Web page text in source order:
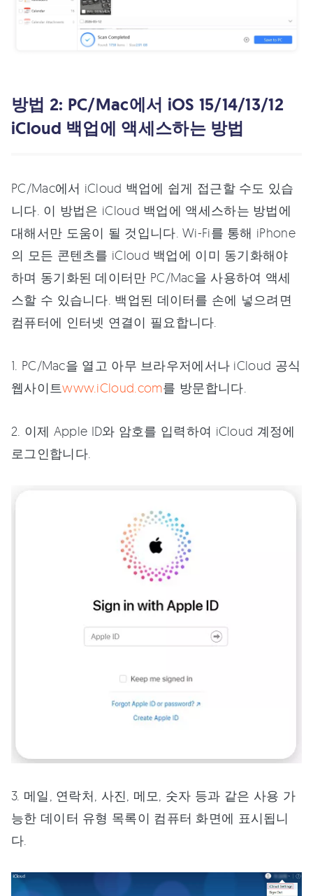
방법 2: PC/Mac에서 iOS 15/14/13/12
iCloud 백업에 액세스하는 방법
PC/Mac에서 iCloud 백업에 쉽게 접근할 수도 있습
니다. 이 방법은 iCloud 백업에 액세스하는 방법에
대해서만 도움이 될 것입니다. Wi-Fi를 통해 iPhone
의 모든 콘텐츠를 iCloud 백업에 이미 동기화해야
하며 동기화된 데이터만 PC/Mac을 사용하여 액세
스할 수 있습니다. 백업된 데이터를 손에 넣으려면
컴퓨터에 인터넷 연결이 필요합니다.
1. PC/Mac을 열고 아무 브라우저에서나 iCloud 공식
웹사이트www.iCloud.com를 방문합니다.
2. 이제 Apple ID와 암호를 입력하여 iCloud 계정에
로그인합니다.
3. 메일, 연락처, 사진, 메모, 숫자 등과 같은 사용 가
능한 데이터 유형 목록이 컴퓨터 화면에 표시됩니
다.